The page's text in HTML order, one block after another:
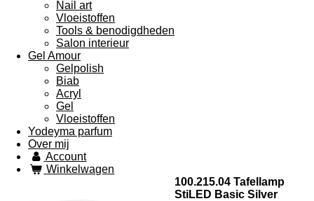
Nail art
Vloeistoffen
Tools & benodigdheden
Salon interieur
Gel Amour
Gelpolish
Biab
Acryl
Gel
Vloeistoffen
Yodeyma parfum
Over mij
Account
Winkelwagen
100.215.04 Tafellamp
StiLED Basic Silver